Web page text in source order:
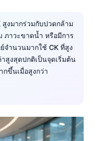
สูงมากร่วมกับปวดกล้าม
ภาวะขาดน้ำ หรือมีการ
จำนวนมากใช้ CK ที่สูง
สูงสุดปกติเป็นจุดเริ่มต้น
กขึ้นเมื่อสูงกว่า